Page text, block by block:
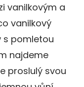
vanilkovým a
vanilkový
s pomletou
najdeme
proslulý svou